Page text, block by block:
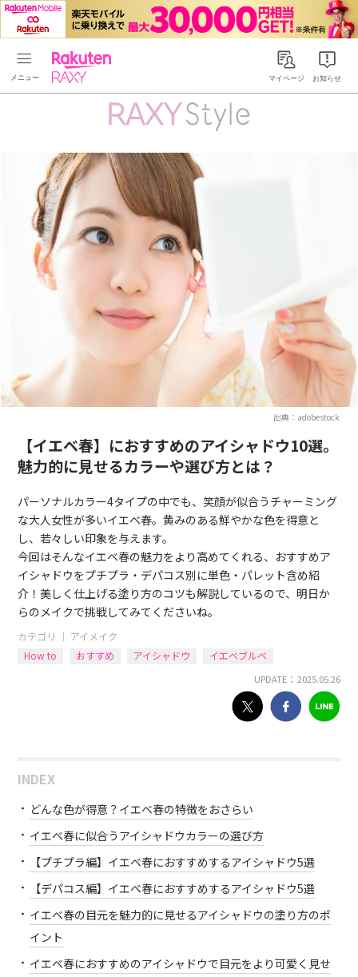
Rakuten RAXYマイページ お知らせ
出典：adobestock
【イエベ春】におすすめのアイシャドウ10選。
魅力的に見せるカラーや選び方とは？
パーソナルカラー4タイプの中でも、笑顔が似合うチャーミング
な大人女性が多いイエベ春。黄みのある鮮やかな色を得意と
し、若々しい印象を与えます。
今回はそんなイエベ春の魅力をより高めてくれる、おすすめア
イシャドウをプチプラ・デパコス別に単色・パレット含め紹
介！美しく仕上げる塗り方のコツも解説しているので、明日か
らのメイクで挑戦してみてくださいね。
カテゴリ ｜ アイメイク
How to
おすすめ アイシャドウ イエベブルベ
UPDATE： 2025.05.26
INDEX
どんな色が得意？イエベ春の特徴をおさらい
イエベ春に似合うアイシャドウカラーの選び方
【プチプラ編】イエベ春におすすめするアイシャドウ5選
【デパコス編】イエベ春におすすめするアイシャドウ5選
イエベ春の目元を魅力的に見せるアイシャドウの塗り方のポ
イント
イエベ春におすすめのアイシャドウで目元をより可愛く見せ